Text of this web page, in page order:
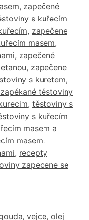
, zapečené
s kuřecím
, zapečene
masem,
, zapečené
, zapečene
s kuretem,
zapékané těstoviny
, těstoviny s
s kuřecím
masem a
masem,
, recepty
zapecene se
, vejce, olej